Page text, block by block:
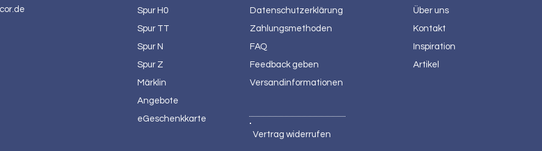
Spur H0
Spur TT
Spur N
Spur Z
Märklin
Angebote
eGeschenkkarte
Datenschutzerklärung
Zahlungsmethoden
FAQ
Feedback geben
Versandinformationen
Vertrag widerrufen
Über uns
Kontakt
Inspiration
Artikel